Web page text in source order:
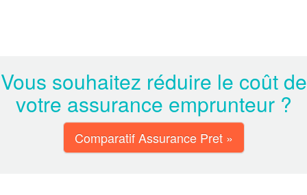
Vous souhaitez réduire le coût de
votre assurance emprunteur ?
Comparatif Assurance Pret »